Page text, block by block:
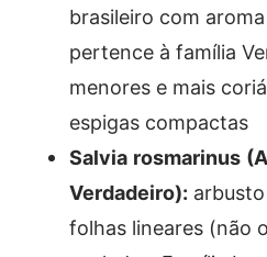
brasileiro com
pertence à família
menores e mais
espigas compactas
Salvia rosmarinus
Verdadeiro):
folhas lineares (não